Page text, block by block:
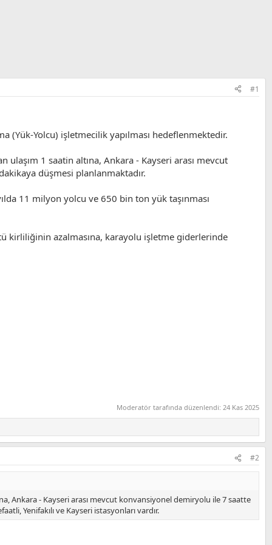
#1
(Yük-Yolcu) işletmecilik yapılması hedeflenmektedir.
1 saatin altına, Ankara - Kayseri arası mevcut
düşmesi planlanmaktadır.
11 milyon yolcu ve 650 bin ton yük taşınması
kirliliğinin azalmasına, karayolu işletme giderlerinde
Moderatör tarafında düzenlendi: 24 Kas 2025
#2
Ankara - Kayseri arası mevcut konvansiyonel demiryolu ile 7 saatte
Yenifakılı ve Kayseri istasyonları vardır.